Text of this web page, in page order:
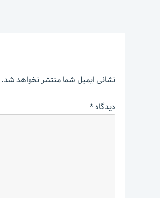
نشانی ایمیل شما منتشر نخواهد شد.
دیدگاه*